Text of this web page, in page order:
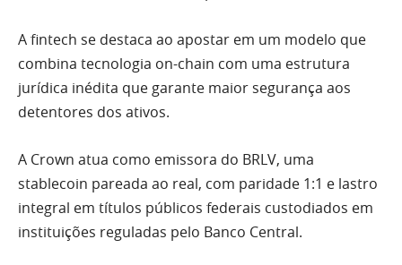
A fintech se destaca ao apostar em um modelo que
combina tecnologia on-chain com uma estrutura
jurídica inédita que garante maior segurança aos
detentores dos ativos.
A Crown atua como emissora do BRLV, uma
stablecoin pareada ao real, com paridade 1:1 e lastro
integral em títulos públicos federais custodiados em
instituições reguladas pelo Banco Central.